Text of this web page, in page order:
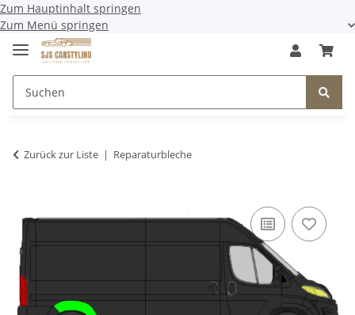
Zum Hauptinhalt springen
Zum Menü springen
Zurück zur Liste Reparaturbleche